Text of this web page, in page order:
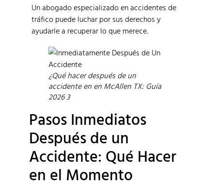
Un abogado especializado en accidentes de
tráfico puede luchar por sus derechos y
ayudarle a recuperar lo que merece.
¿Qué hacer después de un
accidente en en McAllen TX: Guía
2026 3
Pasos Inmediatos
Después de un
Accidente: Qué Hacer
en el Momento